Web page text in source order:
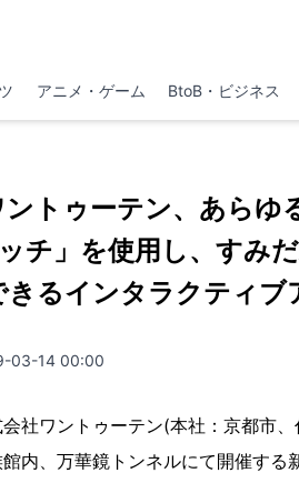
アニメ・ゲーム BtoB・ビジネス
ントゥーテン、あらゆ
チ」を使用し、すみ
きるインタラクティブ
03-14 00:00
社ワントゥーテン(本社：京都市
内、万華鏡トンネルにて開催する